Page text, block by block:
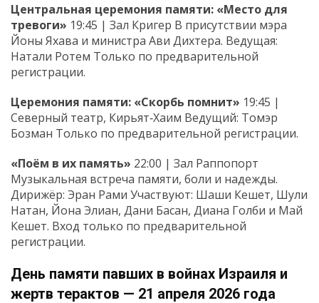
Центральная церемония памяти: «Место для
тревоги» 19:45 | Зал Кригер В присутствии мэра
Йоны Яхава и министра Ави Дихтера. Ведущая:
Натали Ротем Только по предварительной
регистрации.
Церемония памяти: «Скорбь помнит» 19:45 |
Северный театр, Кирьят‑Хаим Ведущий: Томэр
Бозман Только по предварительной регистрации.
«Поём в их память» 22:00 | Зал Раппопорт
Музыкальная встреча памяти, боли и надежды.
Дирижёр: Эран Рами Участвуют: Шаши Кешет, Шули
Натан, Йона Элиан, Дани Басан, Диана Голби и Май
Кешет. Вход только по предварительной
регистрации.
День памяти павших в войнах Израиля и
жертв терактов — 21 апреля 2026 года